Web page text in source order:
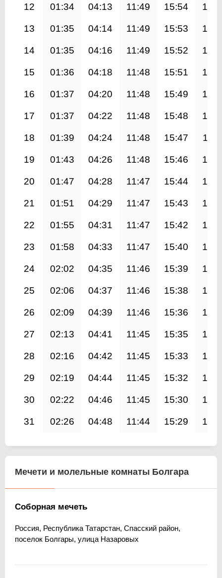
12 01:34 04:13 11:49 15:54
13 01:35 04:14 11:49 15:53
14 01:35 04:16 11:49 15:52
15 01:36 04:18 11:48 15:51
16 01:37 04:20 11:48 15:49
17 01:37 04:22 11:48 15:48
18 01:39 04:24 11:48 15:47
19 01:43 04:26 11:48 15:46
20 01:47 04:28 11:47 15:44
21 01:51 04:29 11:47 15:43
22 01:55 04:31 11:47 15:42
23 01:58 04:33 11:47 15:40
24 02:02 04:35 11:46 15:39
25 02:06 04:37 11:46 15:38
26 02:09 04:39 11:46 15:36
27 02:13 04:41 11:45 15:35
28 02:16 04:42 11:45 15:33
29 02:19 04:44 11:45 15:32
30 02:22 04:46 11:45 15:30
31 02:26 04:48 11:44 15:29
Мечети и молельные комнаты Болгара
Соборная мечеть
Россия, Республика Татарстан, Спасский район,
поселок Болгары, улица Назаровых